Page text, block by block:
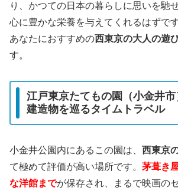
り、かつての日本の暮らしに思いを馳
心に豊かな栄養を与えてくれるはずで
あなたにおすすめの西東京の大人の遊
す。
江戸東京たてもの園（小金井
建造物を巡るタイムトラベル
小金井公園内にあるこの園は、 西東京
て極めて評価が高い場所です。 茅葺き
な洋館までが保存され、まるで映画の